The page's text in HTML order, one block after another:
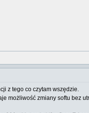
z tego co czytam wszędzie.
możliwość zmiany softu bez